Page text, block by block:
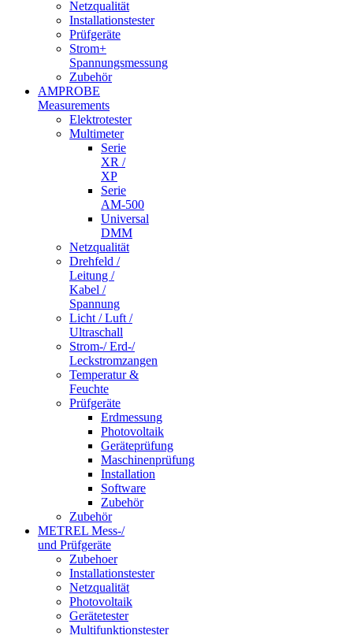
Netzqualität
Installationstester
Prüfgeräte
Strom+
Spannungsmessung
Zubehör
AMPROBE
Measurements
Elektrotester
Multimeter
Serie
XR /
XP
Serie
AM-500
Universal
DMM
Netzqualität
Drehfeld /
Leitung /
Kabel /
Spannung
Licht / Luft /
Ultraschall
Strom-/ Erd-/
Leckstromzangen
Temperatur &
Feuchte
Prüfgeräte
Erdmessung
Photovoltaik
Geräteprüfung
Maschinenprüfung
Installation
Software
Zubehör
Zubehör
METREL Mess-/
und Prüfgeräte
Zubehoer
Installationstester
Netzqualität
Photovoltaik
Gerätetester
Multifunktionstester